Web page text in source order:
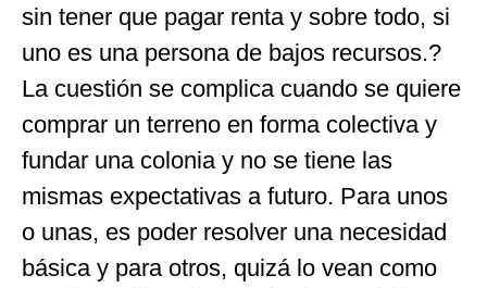
sin tener que pagar renta y sobre todo, si
uno es una persona de bajos recursos.?
La cuestión se complica cuando se quiere
comprar un terreno en forma colectiva y
fundar una colonia y no se tiene las
mismas expectativas a futuro. Para unos
o unas, es poder resolver una necesidad
básica y para otros, quizá lo vean como